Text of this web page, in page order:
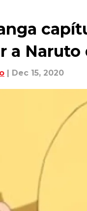
a
| Dec 15, 2020